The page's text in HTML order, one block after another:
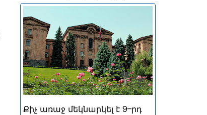
2-ին, իր աշխատանքն է սկսել
2026 թվականի հունիսի 7-ին
կայացած հերթական
խորհրդարանական
ընտրությունների
արդյունքներով ձևավորված
Հայաստանի 9-րդ գումարման
Ազգային ժողովի առաջին
Քիչ առաջ մեկնարկել է 9–րդ